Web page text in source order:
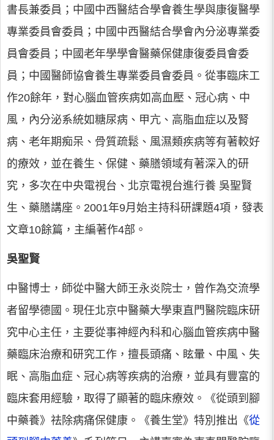
書長兼委員；中國中西醫結合學會養生學與康復醫學
專業委員會委員；中國中西醫結合學會內分泌專業委
員會委員；中國老年學學會醫藥保健康復委員會委
員；中國醫師協會養生專業委員會委員。從事臨床工
作20餘年，對心腦血管疾病如高血壓、冠心病、中
風，內分泌系統如糖尿病、甲亢、高脂血症以及腎
病、老年期痴呆、骨質疏鬆、風濕類疾病等有著較好
的療效，並在養生、保健、藥膳領域有著深入的研
究，多次在中央電視台、北京電視台進行養 吳聖賢
生、藥膳講座。2001年9月始主持科研課題4項，發表
文章10餘篇，主編著作4部。
吳聖賢
中醫博士，師從中醫大師王永炎院士，曾作為交流學
者留學德國。現任北京中醫藥大學東直門醫院臨床研
究中心主任，主要從事神經內科和心腦血管疾病中醫
藥臨床治療和研究工作，擅長頭痛、眩暈、中風、失
眠、高脂血症、冠心病等疾病的治療，並具有豐富的
臨床套用經驗，取得了顯著的臨床療效。《從頭到腳
中藥養》祛除病痛保健康。《養生堂》特別推出《從